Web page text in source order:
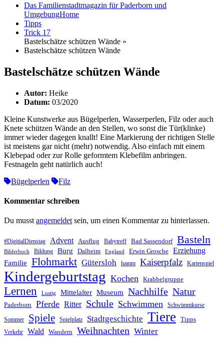
Das Familienstadtmagazin für Paderborn und
UmgebungHome
Tipps
Trick 17
Bastelschätze schützen Wände »
Bastelschätze schützen Wände
Bastelschätze schützen Wände
Autor: Heike
Datum: 03/2020
Kleine Kunstwerke aus Bügelperlen, Wasserperlen, Filz oder auch
Knete schützen Wände an den Stellen, wo sonst die Tür(klinke)
immer wieder dagegen knallt! Eine Markierung der richtigen Stelle
ist meistens gar nicht (mehr) notwendig. Also einfach mit einem
Klebepad oder zur Rolle geformtem Klebefilm anbringen.
Festnageln geht natürlich auch!
Bügelperlen
Filz
Kommentar schreiben
Du musst angemeldet sein, um einen Kommentar zu hinterlassen.
#DigitialDienstag Advent Ausflug Babytreff Bad Sassendorf Basteln
Bilderbuch Bildung Burg Dalheim England Erwin Grosche Erziehung
Familie Flohmarkt Gütersloh hamm Kaiserpfalz Kartenspiel
Kindergeburtstag Kochen Krabbelgruppe
Lernen Lustig Mittelalter Museum Nachhilfe Natur
Paderborn Pferde Ritter Schule Schwimmen Schwimmkurse
Sommer Spiele Spielplatz Stadtgeschichte Tiere Tipps
Verkehr Wald Wandern Weihnachten Winter